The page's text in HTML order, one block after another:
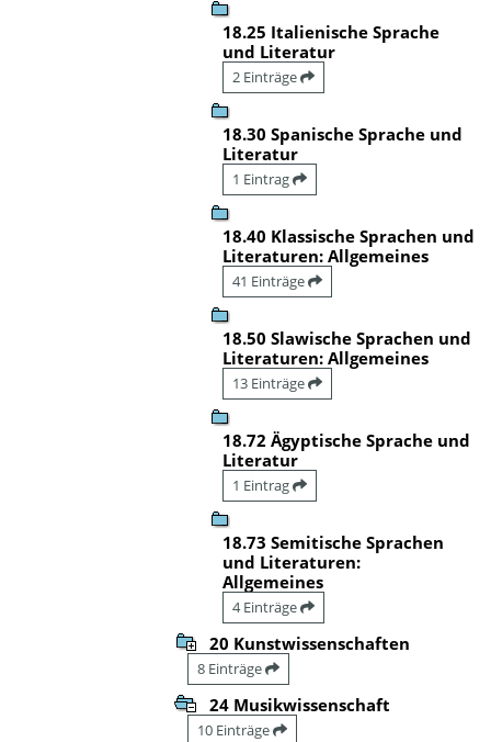
18.25 Italienische Sprache
und Literatur
2 Einträge
18.30 Spanische Sprache und
Literatur
1 Eintrag
18.40 Klassische Sprachen und
Literaturen: Allgemeines
41 Einträge
18.50 Slawische Sprachen und
Literaturen: Allgemeines
13 Einträge
18.72 Ägyptische Sprache und
Literatur
1 Eintrag
18.73 Semitische Sprachen
und Literaturen:
Allgemeines
4 Einträge
20 Kunstwissenschaften
8 Einträge
24 Musikwissenschaft
10 Einträge